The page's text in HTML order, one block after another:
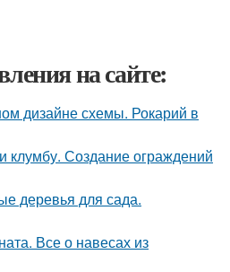
на сайте:
дизайне схемы. Рокарий в
клумбу. Создание ограждений
деревья для сада.
Все о навесах из